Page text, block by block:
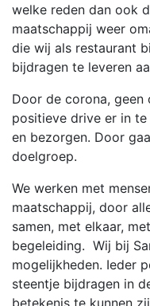
welke reden dan ook
maatschappij weer
die wij als restaurant
bijdragen te leveren
Door de corona, geen
positieve drive er in
en bezorgen. Door
doelgroep.
We werken met
maatschappij, door
samen, met elkaar,
begeleiding. Wij bij
mogelijkheden. Ieder
steentje bijdragen in